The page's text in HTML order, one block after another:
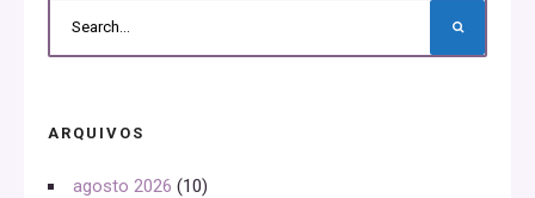
ARQUIVOS
agosto 2026 (10)